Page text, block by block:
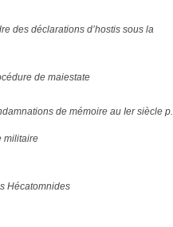
des déclarations d’hostis sous la
de maiestate
de mémoire au Ier siècle
militaire
Hécatomnides